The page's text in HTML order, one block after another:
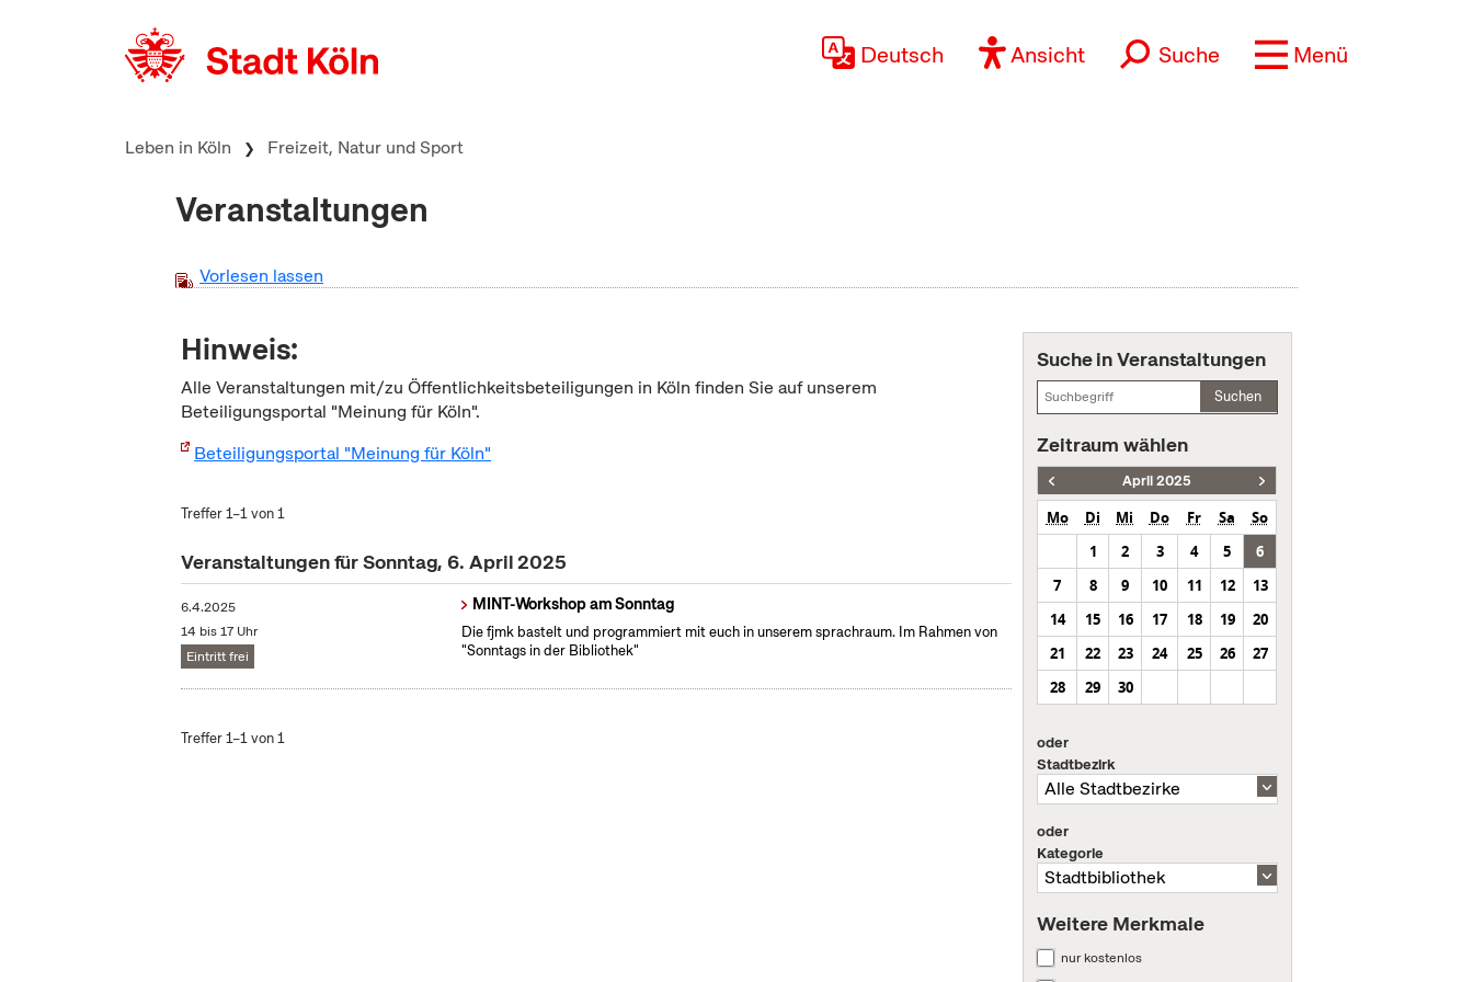
Deutsch Ansicht Suche Menü
Leben in Köln Freizeit, Natur und Sport
Veranstaltungen
Vorlesen lassen
Hinweis:
Alle Veranstaltungen mit/zu Öffentlichkeitsbeteiligungen in Köln finden Sie auf unserem
Beteiligungsportal "Meinung für Köln".
Beteiligungsportal "Meinung für Köln"
Treffer 1–1 von 1
Veranstaltungen für Sonntag, 6. April 2025
6.4.2025
14 bis 17 Uhr
Eintritt frei
MINT-Workshop am Sonntag
Die fjmk bastelt und programmiert mit euch in unserem sprachraum. Im Rahmen von
"Sonntags in der Bibliothek"
Treffer 1–1 von 1
Suche in Veranstaltungen
Suchen
Zeitraum wählen
April 2025
Mo Di Mi Do Fr Sa
So
1
2 3 4 5
6
7
8 9 10 11 12
13
14
15 16 17 18 19
20
21
22 23 24 25 26
27
28
29 30
oder
Stadtbezirk
oder
Kategorie
Weitere Merkmale
nur kostenlos